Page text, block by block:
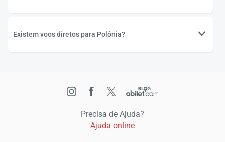
Existem voos diretos para Polônia?
Precisa de Ajuda?
Ajuda online